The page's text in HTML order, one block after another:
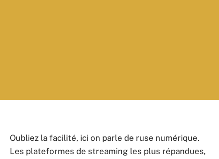
Oubliez la facilité, ici on parle de ruse numérique.
Les plateformes de streaming les plus répandues,